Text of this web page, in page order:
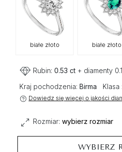
białe złoto białe złoto
Rubin: 0.53 ct + diamenty
Kraj pochodzenia: Birma Klasa :
Dowiedz się więcej o jakości
Rozmiar: wybierz rozmiar
WYBIERZ